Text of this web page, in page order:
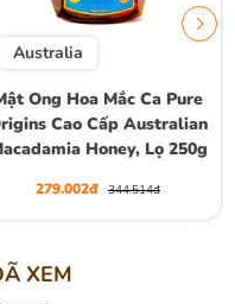
Australia
Ong Hoa Mắc Ca Pure
Cao Cấp Australian
Honey, Lọ 250g
279.002đ 344.514đ
XEM